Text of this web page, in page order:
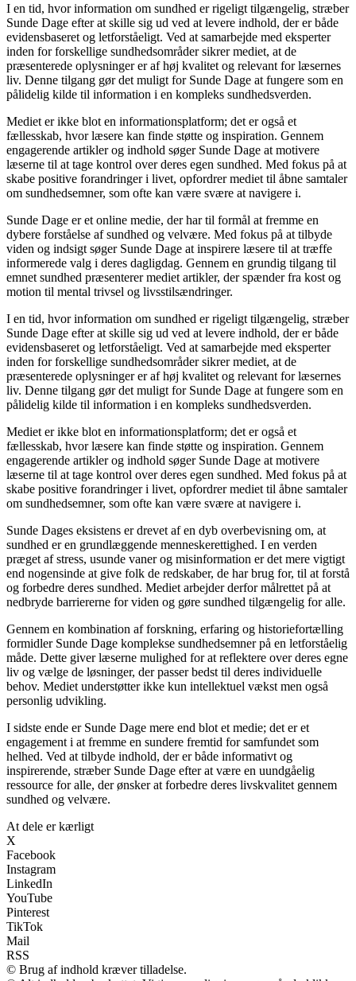
I en tid, hvor information om sundhed er rigeligt tilgængelig, stræber
Sunde Dage efter at skille sig ud ved at levere indhold, der er både
evidensbaseret og letforståeligt. Ved at samarbejde med eksperter
inden for forskellige sundhedsområder sikrer mediet, at de
præsenterede oplysninger er af høj kvalitet og relevant for læsernes
liv. Denne tilgang gør det muligt for Sunde Dage at fungere som en
pålidelig kilde til information i en kompleks sundhedsverden.
Mediet er ikke blot en informationsplatform; det er også et
fællesskab, hvor læsere kan finde støtte og inspiration. Gennem
engagerende artikler og indhold søger Sunde Dage at motivere
læserne til at tage kontrol over deres egen sundhed. Med fokus på at
skabe positive forandringer i livet, opfordrer mediet til åbne samtaler
om sundhedsemner, som ofte kan være svære at navigere i.
Sunde Dage er et online medie, der har til formål at fremme en
dybere forståelse af sundhed og velvære. Med fokus på at tilbyde
viden og indsigt søger Sunde Dage at inspirere læsere til at træffe
informerede valg i deres dagligdag. Gennem en grundig tilgang til
emnet sundhed præsenterer mediet artikler, der spænder fra kost og
motion til mental trivsel og livsstilsændringer.
I en tid, hvor information om sundhed er rigeligt tilgængelig, stræber
Sunde Dage efter at skille sig ud ved at levere indhold, der er både
evidensbaseret og letforståeligt. Ved at samarbejde med eksperter
inden for forskellige sundhedsområder sikrer mediet, at de
præsenterede oplysninger er af høj kvalitet og relevant for læsernes
liv. Denne tilgang gør det muligt for Sunde Dage at fungere som en
pålidelig kilde til information i en kompleks sundhedsverden.
Mediet er ikke blot en informationsplatform; det er også et
fællesskab, hvor læsere kan finde støtte og inspiration. Gennem
engagerende artikler og indhold søger Sunde Dage at motivere
læserne til at tage kontrol over deres egen sundhed. Med fokus på at
skabe positive forandringer i livet, opfordrer mediet til åbne samtaler
om sundhedsemner, som ofte kan være svære at navigere i.
Sunde Dages eksistens er drevet af en dyb overbevisning om, at
sundhed er en grundlæggende menneskerettighed. I en verden
præget af stress, usunde vaner og misinformation er det mere vigtigt
end nogensinde at give folk de redskaber, de har brug for, til at forstå
og forbedre deres sundhed. Mediet arbejder derfor målrettet på at
nedbryde barriererne for viden og gøre sundhed tilgængelig for alle.
Gennem en kombination af forskning, erfaring og historiefortælling
formidler Sunde Dage komplekse sundhedsemner på en letforståelig
måde. Dette giver læserne mulighed for at reflektere over deres egne
liv og vælge de løsninger, der passer bedst til deres individuelle
behov. Mediet understøtter ikke kun intellektuel vækst men også
personlig udvikling.
I sidste ende er Sunde Dage mere end blot et medie; det er et
engagement i at fremme en sundere fremtid for samfundet som
helhed. Ved at tilbyde indhold, der er både informativt og
inspirerende, stræber Sunde Dage efter at være en uundgåelig
ressource for alle, der ønsker at forbedre deres livskvalitet gennem
sundhed og velvære.
At dele er kærligt
X
Facebook
Instagram
LinkedIn
YouTube
Pinterest
TikTok
Mail
RSS
© Brug af indhold kræver tilladelse.